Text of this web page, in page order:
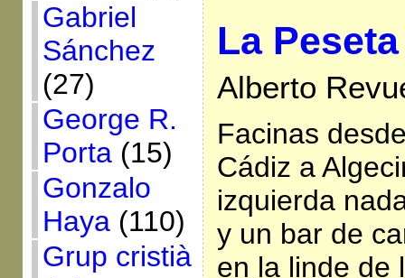
Gabriel
Sánchez
(27)
George R.
Porta(15)
Gonzalo
Haya(110)
Grup cristià
La Peseta
Alberto
Facinas
Cádiz a
izquierda
y un bar de
en la linde de